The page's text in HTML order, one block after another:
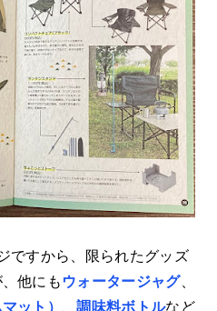
ですから、限られたグッズ
他にも ウォータージャグ、
ット）
、調味料ボトルなど